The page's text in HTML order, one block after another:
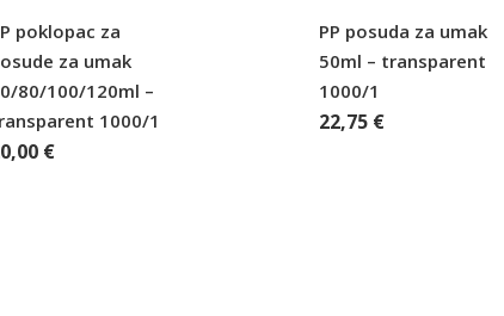
poklopac za
za umak
80/100/120ml –
1000/1
€
PP posuda za umak
50ml – transparent
1000/1
22,75 €